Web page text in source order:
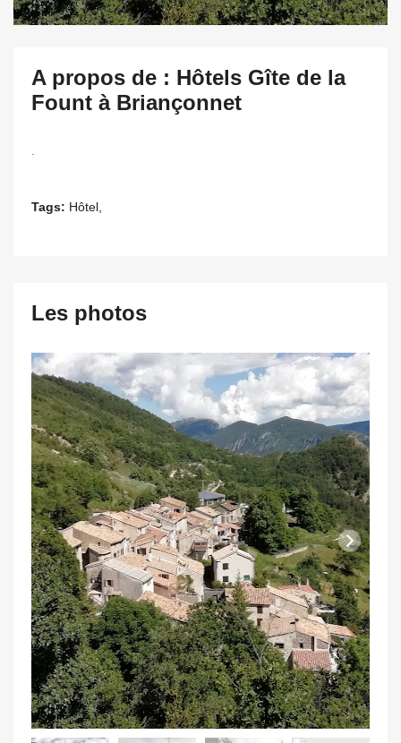
A propos de : Hôtels Gîte de la
Fount à Briançonnet
Tags: Hôtel,
Les photos